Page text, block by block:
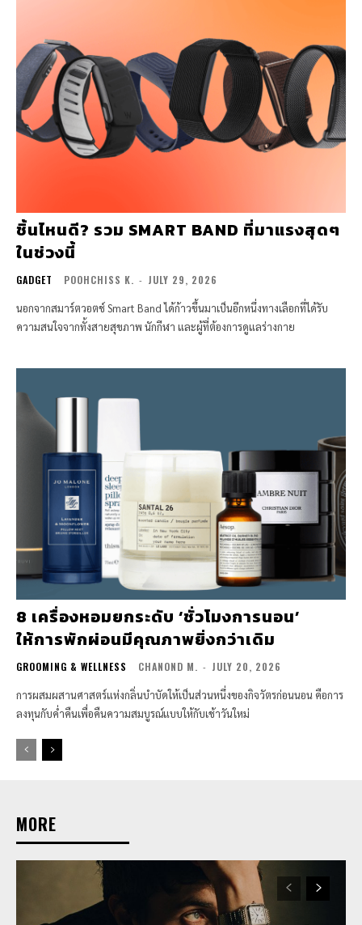
ชิ้นไหนดี? รวม SMART BAND ที่มาแรงสุดๆ
ในช่วงนี้
GADGET POOHCHISS K. - JULY 29, 2026
นอกจากสมาร์ตวอตช์ Smart Band ได้ก้าวขึ้นมาเป็นอีกหนึ่งทางเลือกที่ได้รับ
ความสนใจจากทั้งสายสุขภาพ นักกีฬา และผู้ที่ต้องการดูแลร่างกาย
8 เครื่องหอมยกระดับ ‘ชั่วโมงการนอน’
ให้การพักผ่อนมีคุณภาพยิ่งกว่าเดิม
GROOMING & WELLNESS CHANOND M. - JULY 20, 2026
การผสมผสานศาสตร์แห่งกลิ่นบำบัดให้เป็นส่วนหนึ่งของกิจวัตรก่อนนอน คือการ
ลงทุนกับค่ำคืนเพื่อคืนความสมบูรณ์แบบให้กับเช้าวันใหม่
MORE